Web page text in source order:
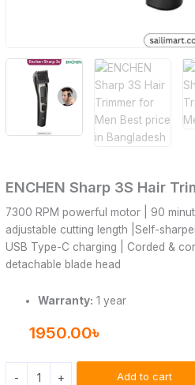
ENCHEN Sharp 3S Hair
7300 RPM powerful motor | 90
adjustable cutting length |Self-
USB Type-C charging | Corded &
detachable blade head
Warranty: 1 year
1950.00৳
- + Add to cart